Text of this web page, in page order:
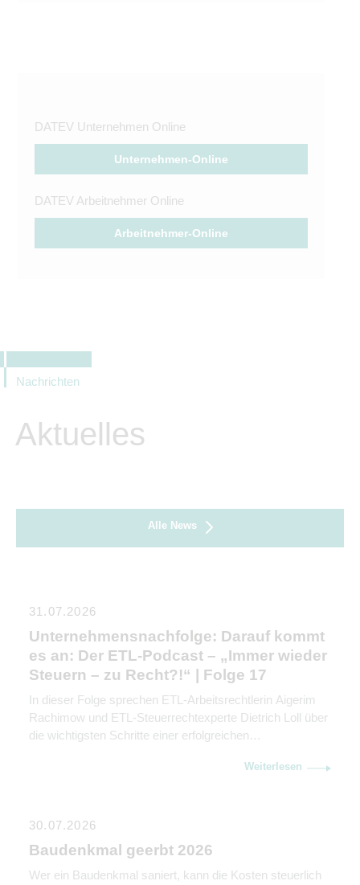
DATEV Unternehmen Online
Unternehmen-Online
DATEV Arbeitnehmer Online
Arbeitnehmer-Online
Nachrichten
Aktuelles
Alle News
31.07.2026
Unternehmensnachfolge: Darauf kommt
es an: Der ETL-Podcast – „Immer wieder
Steuern – zu Recht?!“ | Folge 17
In dieser Folge sprechen ETL-Arbeitsrechtlerin Aigerim
Rachimow und ETL-Steuerrechtexperte Dietrich Loll über
die wichtigsten Schritte einer erfolgreichen
Kommunikation genauso wichtig ist wie rechtliche und
Weiterlesen
30.07.2026
Baudenkmal geerbt 2026
Wer ein Baudenkmal saniert, kann die Kosten steuerlich